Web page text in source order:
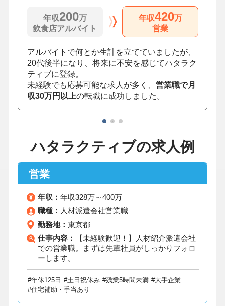
年収200万
飲食店アルバイト
年収420万
営業
アルバイトで何とか生計を立てていましたが、
20代後半になり、将来に不安を感じてハタラク
ティブに登録。
未経験でも応募可能な求人が多く、 営業職で月
収30万円以上の転職に成功しました。
ハタラクティブの求人例
営業
年収： 年収328万～400万
職種： 人材派遣会社営業職
勤務地： 東京都
仕事内容：
【未経験歓迎！】人材紹介派遣会社
での営業職。まずは先輩社員がしっかりフォロ
ーします。
#年休125日 #土日祝休み #残業5時間未満 #大手企業
#住宅補助・手当あり